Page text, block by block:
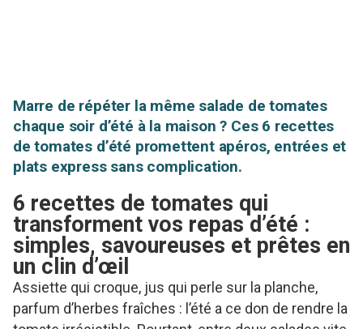
Marre de répéter la même salade de tomates
chaque soir d’été à la maison ? Ces 6 recettes
de tomates d’été promettent apéros, entrées et
plats express sans complication.
6 recettes de tomates qui
transforment vos repas d’été :
simples, savoureuses et prêtes en
un clin d’œil
Assiette qui croque, jus qui perle sur la planche,
parfum d’herbes fraîches : l’été a ce don de rendre la